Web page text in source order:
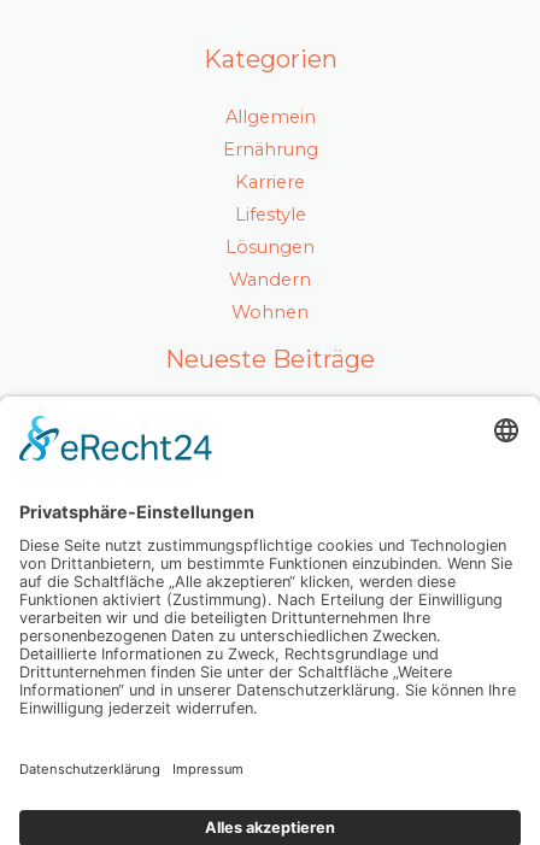
Kategorien
Allgemein
Ernährung
Karriere
Lifestyle
Lösungen
Wandern
Wohnen
Neueste Beiträge
Luxuriöses Haarvolumen ohne Kompromisse – so
Mit Ausstrahlung und Selbstvertrauen überzeugen
Wenn Abschiednehmen zur Herausforderung wird:
Was Sie wirklich wissen sollten
Dein Weg zu einer glatten Haut, die mehr als nur
oberflächlich überzeugt – spür den Unterschied
selbst